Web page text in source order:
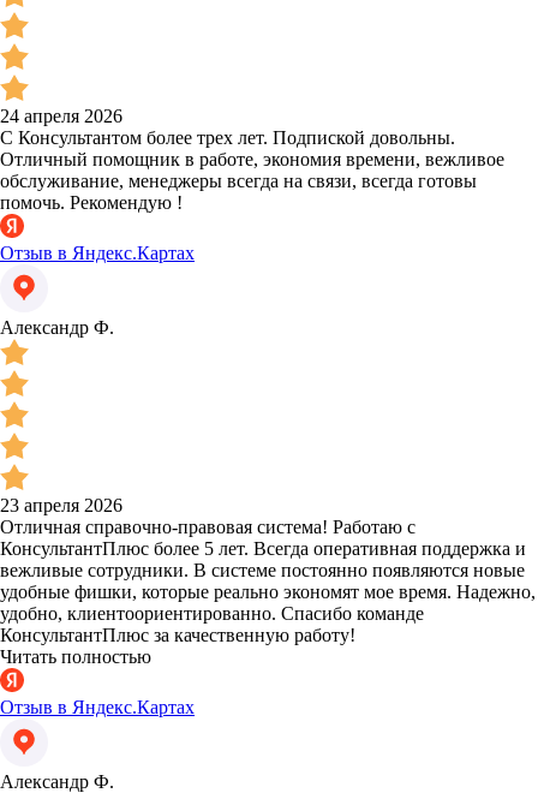
24 апреля 2026
С Консультантом более трех лет. Подпиской довольны.
Отличный помощник в работе, экономия времени, вежливое
обслуживание, менеджеры всегда на связи, всегда готовы
помочь. Рекомендую !
Отзыв в Яндекс.Картах
Александр Ф.
23 апреля 2026
Отличная справочно-правовая система! Работаю с
КонсультантПлюс более 5 лет. Всегда оперативная поддержка и
вежливые сотрудники. В системе постоянно появляются новые
удобные фишки, которые реально экономят мое время. Надежно,
удобно, клиентоориентированно. Спасибо команде
КонсультантПлюс за качественную работу!
Читать полностью
Отзыв в Яндекс.Картах
Александр Ф.